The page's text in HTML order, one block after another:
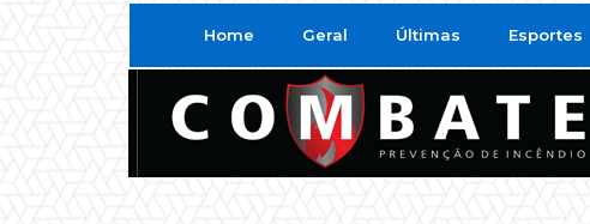
Home Geral Últimas Esportes